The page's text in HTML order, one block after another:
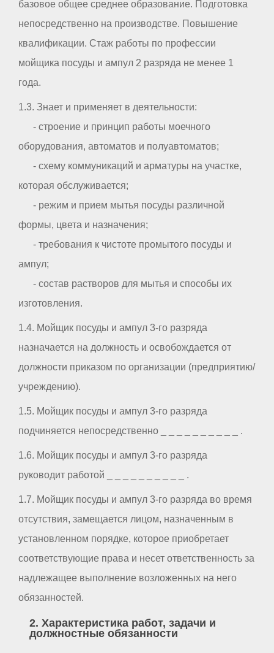
базовое общее среднее образование. Подготовка
непосредственно на производстве. Повышение
квалификации. Стаж работы по профессии
мойщика посуды и ампул 2 разряда не менее 1
года.
1.3. Знает и применяет в деятельности:
- строение и принцип работы моечного
оборудования, автоматов и полуавтоматов;
- схему коммуникаций и арматуры на участке,
которая обслуживается;
- режим и прием мытья посуды различной
формы, цвета и назначения;
- требования к чистоте промытого посуды и
ампул;
- состав растворов для мытья и способы их
изготовления.
1.4. Мойщик посуды и ампул 3-го разряда
назначается на должность и освобождается от
должности приказом по организации (предприятию/
учреждению).
1.5. Мойщик посуды и ампул 3-го разряда
подчиняется непосредственно _ _ _ _ _ _ _ _ _ _ .
1.6. Мойщик посуды и ампул 3-го разряда
руководит работой _ _ _ _ _ _ _ _ _ _ .
1.7. Мойщик посуды и ампул 3-го разряда во время
отсутствия, замещается лицом, назначенным в
установленном порядке, которое приобретает
соответствующие права и несет ответственность за
надлежащее выполнение возложенных на него
обязанностей.
2. Характеристика работ, задачи и
должностные обязанности